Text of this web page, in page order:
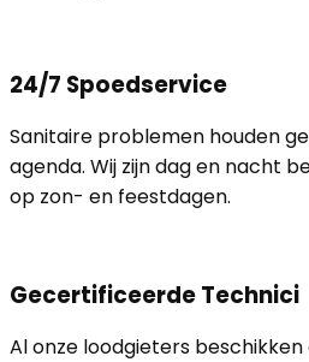
24/7 Spoedservice
Sanitaire problemen houden
agenda. Wij zijn dag en nacht
op zon- en feestdagen.
Gecertificeerde Technici
Al onze loodgieters